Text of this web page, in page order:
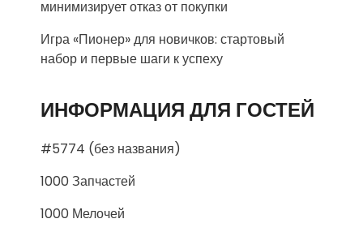
минимизирует отказ от покупки
Игра «Пионер» для новичков: стартовый
набор и первые шаги к успеху
ИНФОРМАЦИЯ ДЛЯ ГОСТЕЙ
#5774 (без названия)
1000 Запчастей
1000 Мелочей